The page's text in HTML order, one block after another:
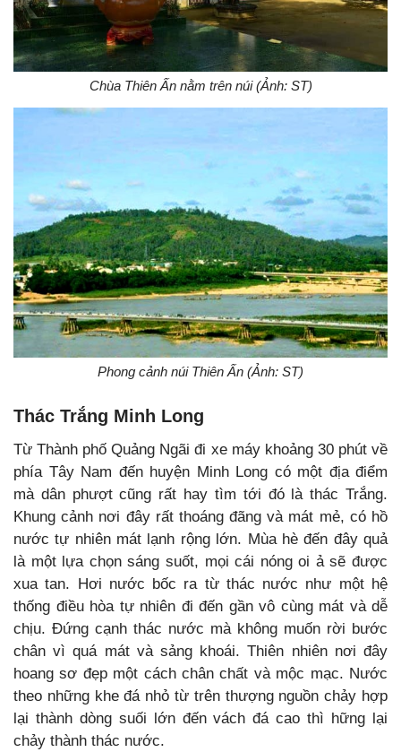
Chùa Thiên Ấn nằm trên núi (Ảnh: ST)
Phong cảnh núi Thiên Ấn (Ảnh: ST)
Thác Trắng Minh Long
Từ Thành phố Quảng Ngãi đi xe máy khoảng 30 phút về
phía Tây Nam đến huyện Minh Long có một địa điểm
mà dân phượt cũng rất hay tìm tới đó là thác Trắng.
Khung cảnh nơi đây rất thoáng đãng và mát mẻ, có hồ
nước tự nhiên mát lạnh rộng lớn. Mùa hè đến đây quả
là một lựa chọn sáng suốt, mọi cái nóng oi ả sẽ được
xua tan. Hơi nước bốc ra từ thác nước như một hệ
thống điều hòa tự nhiên đi đến gần vô cùng mát và dễ
chịu. Đứng cạnh thác nước mà không muốn rời bước
chân vì quá mát và sảng khoái. Thiên nhiên nơi đây
hoang sơ đẹp một cách chân chất và mộc mạc. Nước
theo những khe đá nhỏ từ trên thượng nguồn chảy hợp
lại thành dòng suối lớn đến vách đá cao thì hững lại
chảy thành thác nước.